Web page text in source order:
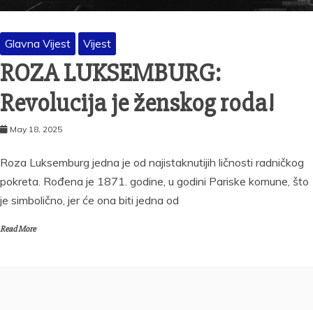
Glavna Vijest Vijest
ROZA LUKSEMBURG:
Revolucija je ženskog roda!
May 18, 2025
Roza Luksemburg jedna je od najistaknutijih ličnosti radničkog
pokreta. Rođena je 1871. godine, u godini Pariske komune, što
je simbolično, jer će ona biti jedna od
Read More